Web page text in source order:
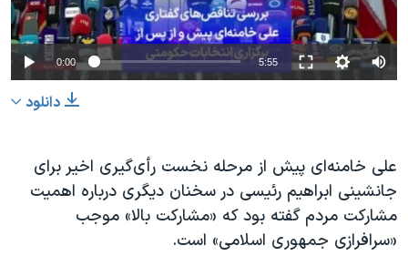
0:00 5:55
دانلود
علی خامنه‌ای پیش از مرحله نخست رأی‌گیری اخیر برای
جانشینی ابراهیم رئیسی در سخنان دیگری درباره اهمیت
مشارکت مردم گفته بود که «مشارکت بالا» موجب
«سرافرازی جمهوری اسلامی» است.